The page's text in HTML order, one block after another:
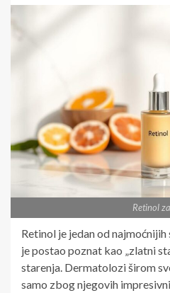
Retinol
Retinol je jedan od
je postao poznat kao „zlatni
starenja. Dermatolozi širom
samo zbog njegovih